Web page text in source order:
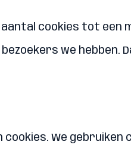
cookies tot een
we hebben.
cookies. We